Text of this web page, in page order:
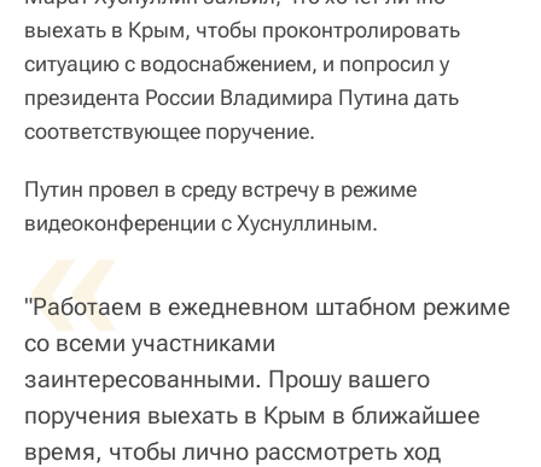
выехать в Крым, чтобы проконтролировать
ситуацию с водоснабжением, и попросил у
президента России Владимира Путина дать
соответствующее поручение.
Путин провел в среду встречу в режиме
видеоконференции с Хуснуллиным.
«
"Работаем в ежедневном штабном режиме
со всеми участниками
заинтересованными. Прошу вашего
поручения выехать в Крым в ближайшее
время, чтобы лично рассмотреть ход